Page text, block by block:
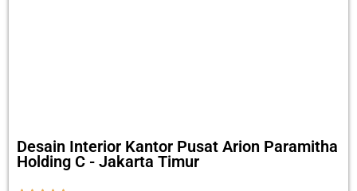
Desain Interior Kantor Pusat Arion Paramitha
Holding C - Jakarta Timur